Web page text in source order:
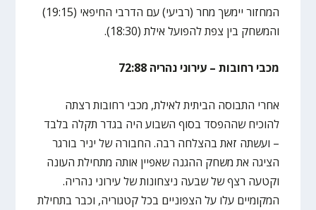
המחזור יימשך מחר (רביעי) עם הדרבי החיפאי (19:15)
והמשחק בין צפת להפועל אילת (18:30).
מכבי רחובות – עירוני נהריה 72:88
אחרי התבוסה הביתית לאילת, מכבי רחובות רצתה
להוכיח שההפסד בסוף השבוע היה בגדר תקלה בלבד
– ועשתה זאת בהצלחה רבה. החבורה של יניר בורגר
הציגה את משחק ההגנה שאפיין אותה מתחילת העונה
וקטעה רצף של שבעה ניצחונות של עירוני נהריה.
המקומיים עלו על הצפוניים בכל קטגוריה, וכבר בתחילת